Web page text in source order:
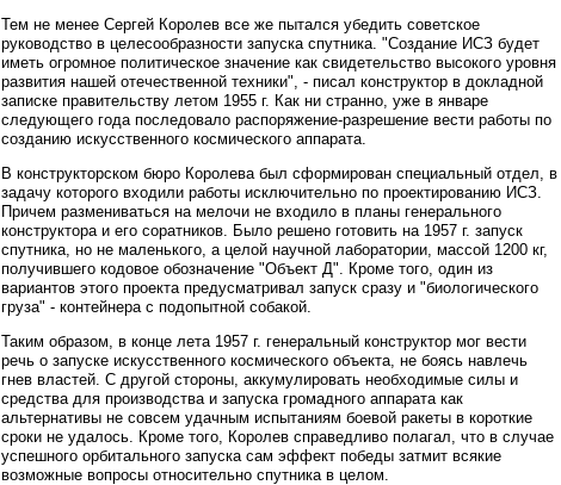
Тем не менее Сергей Королев все же пытался убедить советское
руководство в целесообразности запуска спутника. "Создание ИСЗ будет
иметь огромное политическое значение как свидетельство высокого уровня
развития нашей отечественной техники", - писал конструктор в докладной
записке правительству летом 1955 г. Как ни странно, уже в январе
следующего года последовало распоряжение-разрешение вести работы по
созданию искусственного космического аппарата.
В конструкторском бюро Королева был сформирован специальный отдел, в
задачу которого входили работы исключительно по проектированию ИСЗ.
Причем размениваться на мелочи не входило в планы генерального
конструктора и его соратников. Было решено готовить на 1957 г. запуск
спутника, но не маленького, а целой научной лаборатории, массой 1200 кг,
получившего кодовое обозначение "Объект Д". Кроме того, один из
вариантов этого проекта предусматривал запуск сразу и "биологического
груза" - контейнера с подопытной собакой.
Таким образом, в конце лета 1957 г. генеральный конструктор мог вести
речь о запуске искусственного космического объекта, не боясь навлечь
гнев властей. С другой стороны, аккумулировать необходимые силы и
средства для производства и запуска громадного аппарата как
альтернативы не совсем удачным испытаниям боевой ракеты в короткие
сроки не удалось. Кроме того, Королев справедливо полагал, что в случае
успешного орбитального запуска сам эффект победы затмит всякие
возможные вопросы относительно спутника в целом.